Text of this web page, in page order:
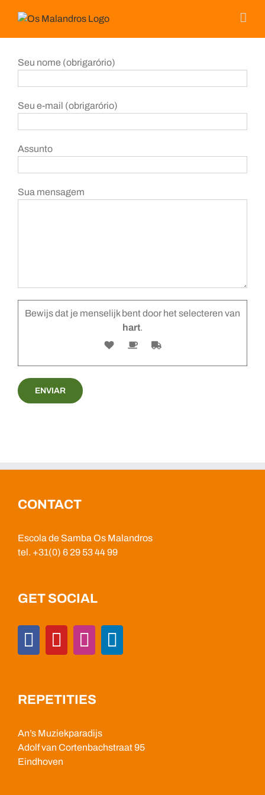
Seu nome (obrigarório)
Seu e-mail (obrigarório)
Assunto
Sua mensagem
Bewijs dat je menselijk bent door het selecteren van
hart.
CONTACT
Escola de Samba Os Malandros
tel. +31(0) 6 29 53 44 99
GET SOCIAL
REPETITIES
An’s Muziekparadijs
Adolf van Cortenbachstraat 95
Eindhoven